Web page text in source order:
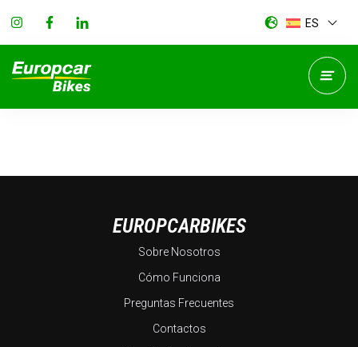
ES
EUROPCARBIKES
Sobre Nosotros
Cómo Funciona
Preguntas Frecuentes
Contactos